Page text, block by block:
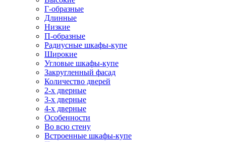
Г-образные
Длинные
Низкие
П-образные
Радиусные шкафы-купе
Широкие
Угловые шкафы-купе
Закругленный фасад
Количество дверей
2-х дверные
3-х дверные
4-х дверные
Особенности
Во всю стену
Встроенные шкафы-купе